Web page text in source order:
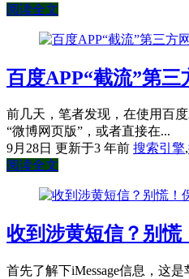
阅读全文
百度APP“截流”第三
前几天，笔者发现，在使用百
“微博网页版”，或者直接在...
9月28日 更新于3 年前 搜索引擎,
阅读全文
收到涉黄短信？别
首先了解下iMessage信息，这